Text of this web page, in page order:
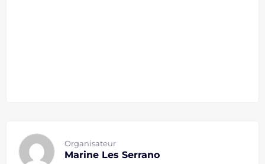
Organisateur
Marine Les Serrano